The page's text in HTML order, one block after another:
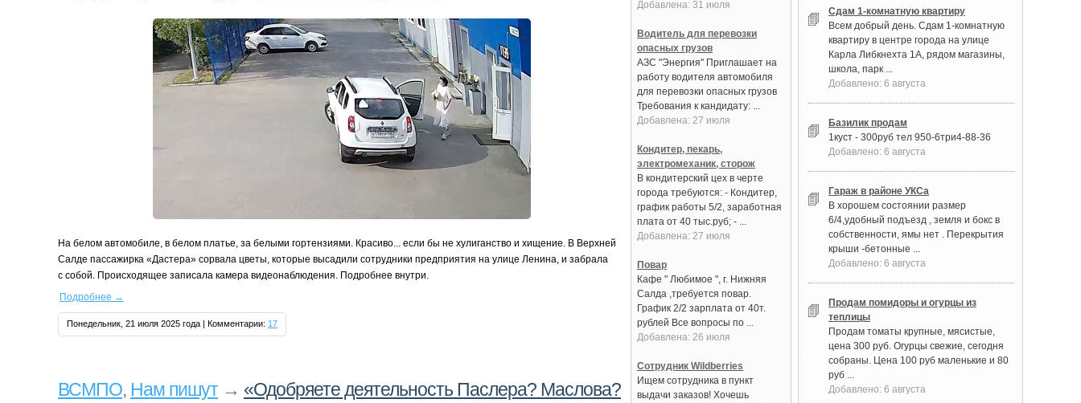
На белом автомобиле, в белом платье, за белыми гортензиями. Красиво... если бы не хулиганство и хищение. В Верхней
Салде пассажирка «Дастера» сорвала цветы, которые высадили сотрудники предприятия на улице Ленина, и забрала
с собой. Происходящее записала камера видеонаблюдения. Подробнее внутри.
Подробнее →
Понедельник, 21 июля 2025 года | Комментарии: 17
ВСМПО, Нам пишут→ «Одобряете деятельность Паслера? Маслова?
Добавлена: 31 июля
Водитель для перевозки
опасных грузов
АЗС "Энергия" Приглашает на
работу водителя автомобиля
для перевозки опасных грузов
Требования к кандидату: ...
Добавлена: 27 июля
Кондитер, пекарь,
электромеханик, сторож
В кондитерский цех в черте
города требуются: - Кондитер,
график работы 5/2, заработная
плата от 40 тыс.руб; - ...
Добавлена: 27 июля
Повар
Кафе " Любимое ", г. Нижняя
Салда ,требуется повар.
График 2/2 зарплата от 40т.
рублей Все вопросы по ...
Добавлена: 26 июля
Сотрудник Wildberries
Ищем сотрудника в пункт
выдачи заказов! Хочешь
Сдам 1-комнатную квартиру
Всем добрый день. Сдам 1-комнатную
квартиру в центре города на улице
Карла Либкнехта 1А, рядом магазины,
школа, парк ...
Добавлено: 6 августа
Базилик продам
1куст - 300руб тел 950-6три4-88-36
Добавлено: 6 августа
Гараж в районе УКСа
В хорошем состоянии размер
6/4,удобный подъезд , земля и бокс в
собственности, ямы нет . Перекрытия
крыши -бетонные ...
Добавлено: 6 августа
Продам помидоры и огурцы из
теплицы
Продам томаты крупные, мясистые,
цена 300 руб. Огурцы свежие, сегодня
собраны. Цена 100 руб маленькие и 80
руб ...
Добавлено: 6 августа